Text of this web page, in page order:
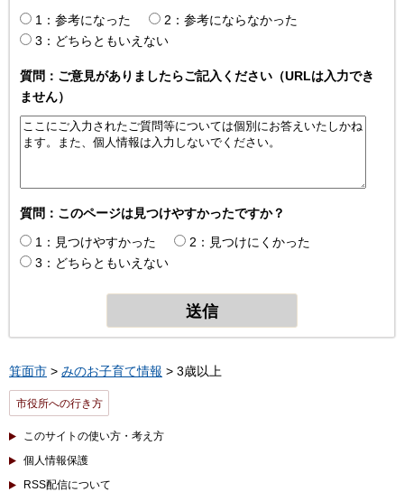
1：参考になった
2：参考にならなかった
3：どちらともいえない
質問：ご意見がありましたらご記入ください（URLは入力でき
ません）
質問：このページは見つけやすかったですか？
1：見つけやすかった
2：見つけにくかった
3：どちらともいえない
箕面市 > みのお子育て情報 > 3歳以上
市役所への行き方
このサイトの使い方・考え方
個人情報保護
RSS配信について